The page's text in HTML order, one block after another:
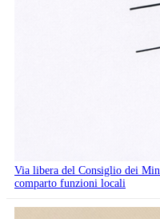
Via libera del Consiglio dei
comparto funzioni locali